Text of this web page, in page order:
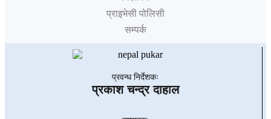
प्राइभेसी पोलिसी
सम्पर्क
प्रवन्ध निर्देशकः
प्रकाश चन्द्र दाहाल